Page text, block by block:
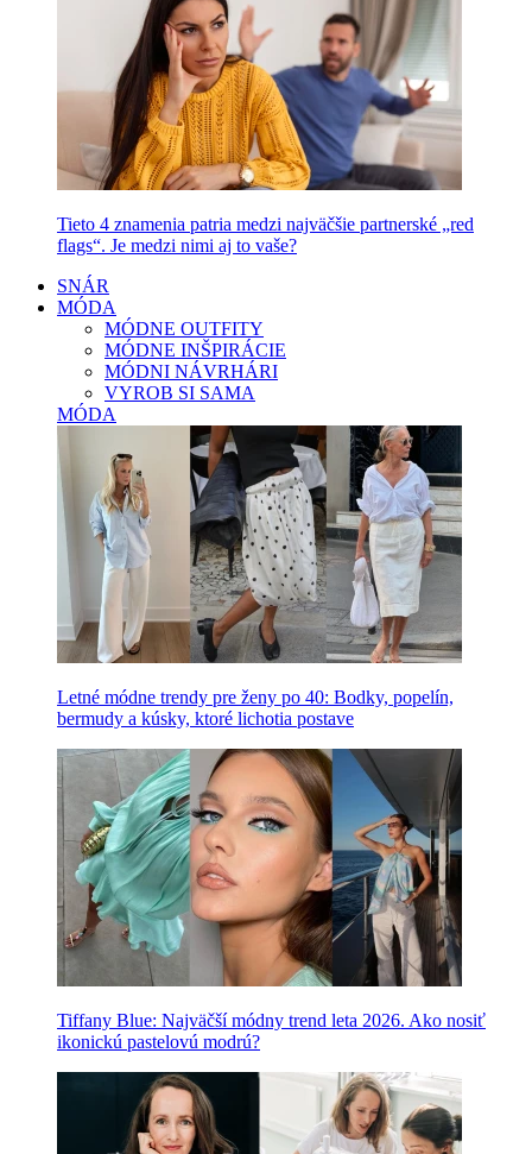
Tieto 4 znamenia patria medzi najväčšie partnerské „red
flags“. Je medzi nimi aj to vaše?
SNÁR
MÓDA
MÓDNE OUTFITY
MÓDNE INŠPIRÁCIE
MÓDNI NÁVRHÁRI
VYROB SI SAMA
MÓDA
Letné módne trendy pre ženy po 40: Bodky, popelín,
bermudy a kúsky, ktoré lichotia postave
Tiffany Blue: Najväčší módny trend leta 2026. Ako nosiť
ikonickú pastelovú modrú?